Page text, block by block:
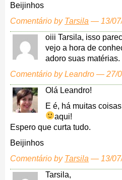
Beijinhos
Comentário by Tarsila — 13/
oiii Tarsila, isso
vejo a hora de
adoro suas matérias.
Comentário by Leandro — 27/
Olá Leandro!
E é, há muitas
aqui!
Espero que curta tudo.
Beijinhos
Comentário by Tarsila — 13/
Tarsila,